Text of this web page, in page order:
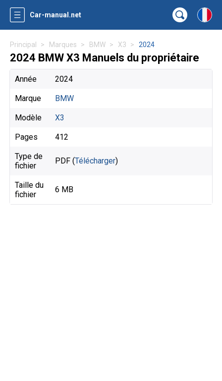
Car-manual.net
Principal Marques BMW X3 2024
2024 BMW X3 Manuels du propriétaire
Année 2024
Marque BMW
Modèle X3
Pages 412
Type de
fichier
PDF (Télécharger)
Taille du
fichier
6 MB